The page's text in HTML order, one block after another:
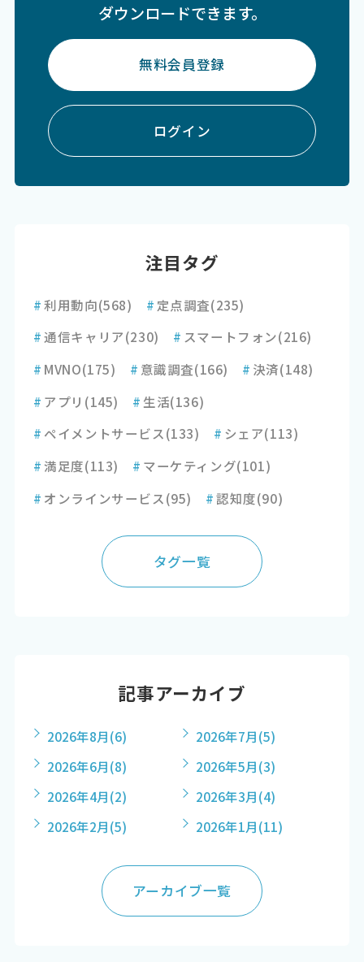
ダウンロードできます。
無料会員登録
ログイン
注目タグ
#利用動向(568) # 定点調査(235)
#通信キャリア(230) # スマートフォン(216)
# MVNO(175) # 意識調査(166) # 決済(148)
# アプリ (145) # 生活(136)
# ペイメントサービス(133) # シェア(113)
#満足度(113) # マーケティング(101)
# オンラインサービス(95) #認知度(90)
タグ一覧
記事アーカイブ
2026年8月(6) 2026年7月(5)
2026年6月(8) 2026年5月(3)
2026年4月(2) 2026年3月(4)
2026年2月(5) 2026年1月(11)
アーカイブ一覧